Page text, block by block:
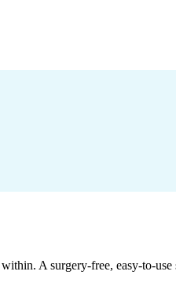
A surgery-free, easy-to-